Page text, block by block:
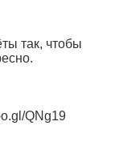
так, чтобы
QNg19